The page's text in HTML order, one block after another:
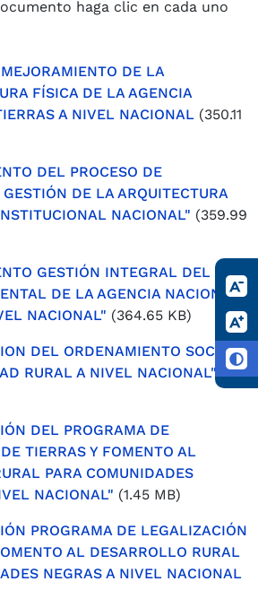
haga clic en cada uno
DE LA
FÍSICA DE LA AGENCIA
A NIVEL NACIONAL (350.11
DEL PROCESO DE
DE LA ARQUITECTURA
NACIONAL" (359.99
GESTIÓN INTEGRAL DEL
DE LA AGENCIA NACIONAL
NACIONAL" (364.65 KB)
DEL ORDENAMIENTO SOCIAL
RURAL A NIVEL NACIONAL"
DEL PROGRAMA DE
TIERRAS Y FOMENTO AL
PARA COMUNIDADES
NACIONAL" (1.45 MB)
PROGRAMA DE LEGALIZACIÓN
AL DESARROLLO RURAL
NEGRAS A NIVEL NACIONAL